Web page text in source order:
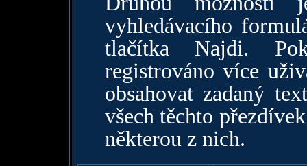
vyhledávacího
tlačítka Najdi.
registrováno více
obsahovat zadaný
všech těchto
některou z nich.